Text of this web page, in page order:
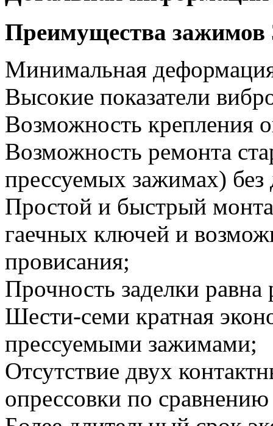
Преимущества
Минимальная
Высокие показатели
Возможность крепления
Возможность ремонта
прессуемых зажимах)
Простой и быстрый
гаечных ключей и
провисания;
Прочность заделки
Шести-семи кратная
прессуемыми зажимами;
Отсутствие двух
опрессовки по